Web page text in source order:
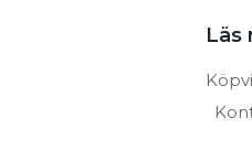
Läs